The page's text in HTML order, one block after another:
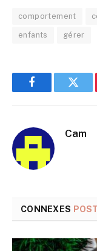
comportement
enfants gérer
Facebook
Cam
CONNEXES